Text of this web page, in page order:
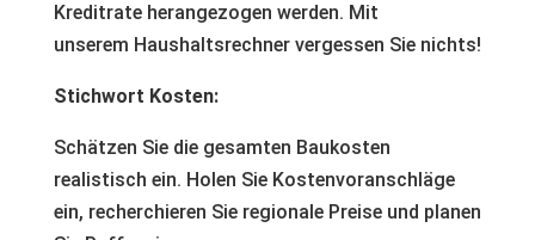
Kreditrate herangezogen werden. Mit
unserem Haushaltsrechner vergessen Sie nichts!
Stichwort Kosten:
Schätzen Sie die gesamten Baukosten
realistisch ein. Holen Sie Kostenvoranschläge
ein, recherchieren Sie regionale Preise und planen